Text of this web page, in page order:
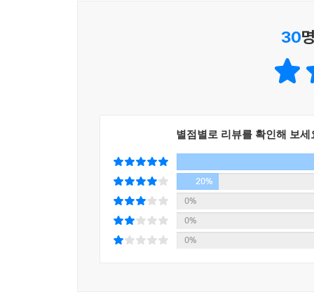
고양이 피클은 개를 피해 달아나다 자동차에 치
개 덱스터는 다람쥐를 쫓다 절벽에서 떨어져 죽
금붕어 피즈는 화장실 변기에서 물이 내려져 죽
30
별점별로 리뷰를 확인해 보세
20%
0%
0%
0%